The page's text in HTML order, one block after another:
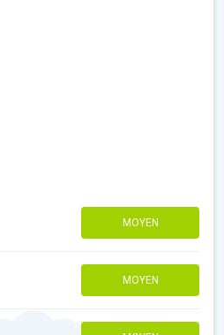
MOYEN
MOYEN